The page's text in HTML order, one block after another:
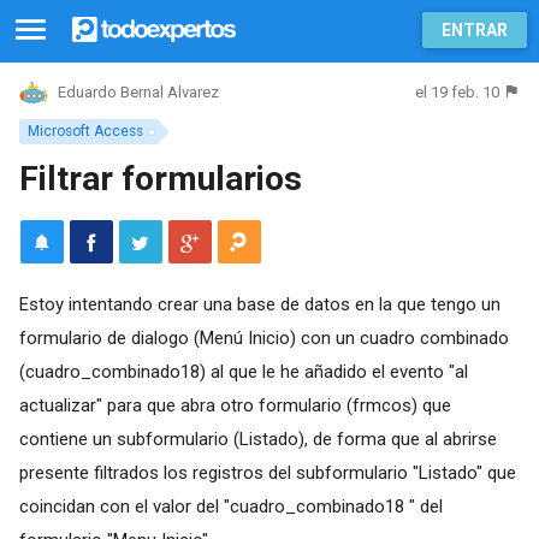
ENTRAR
Microsoft Access
Eduardo Bernal Alvarez el 19 feb. 10
Filtrar formularios
Estoy intentando crear una base de datos en la que tengo un
formulario de dialogo (Menú Inicio) con un cuadro combinado
(cuadro_combinado18) al que le he añadido el evento "al
actualizar" para que abra otro formulario (frmcos) que
contiene un subformulario (Listado), de forma que al abrirse
presente filtrados los registros del subformulario "Listado" que
coincidan con el valor del "cuadro_combinado18 " del